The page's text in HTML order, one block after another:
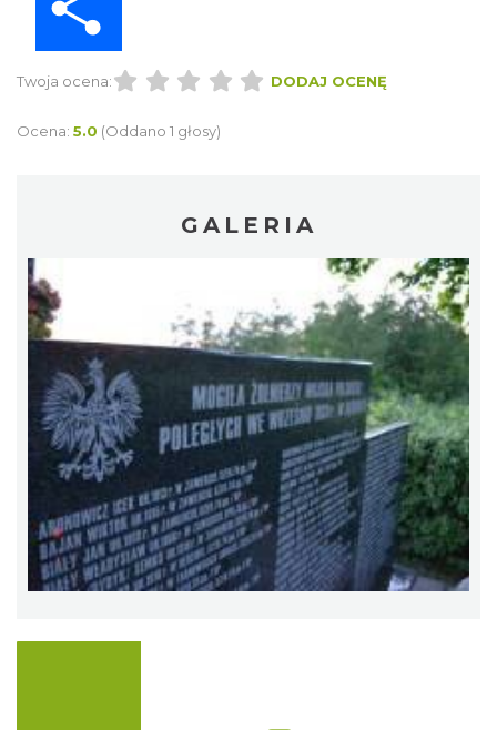
Twoja ocena: DODAJ OCENĘ
Ocena: 5.0 (Oddano 1 głosy)
GALERIA